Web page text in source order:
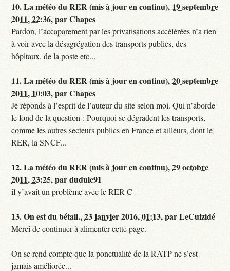
10.La météo du RER (mis à jour en continu), 19 septembre
2011, 22:36,parChapes
Pardon, l’accaparement par les privatisations accélérées n’a rien
à voir avec la désagrégation des transports publics, des
hôpitaux, de la poste etc...
11.La météo du RER (mis à jour en continu),20 septembre
2011, 10:03,parChapes
Je réponds à l’esprit de l’auteur du site selon moi. Qui n’aborde
le fond de la question : Pourquoi se dégradent les transports,
comme les autres secteurs publics en France et ailleurs, dont le
RER, la SNCF...
12.La météo du RER (mis à jour en continu),29 octobre
2011, 23:25,pardudule91
il y’avait un problème avec le RER C
13.On est du bétail.,23 janvier 2016, 01:13,parLeCuizidé
Merci de continuer à alimenter cette page.
On se rend compte que la ponctualité de la RATP ne s’est
jamais améliorée...